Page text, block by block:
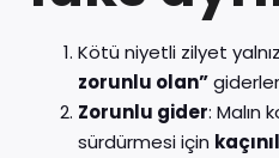
Kötü niyetli zilyet
zorunlu olan”
Zorunlu gider: Malın
sürdürmesi için